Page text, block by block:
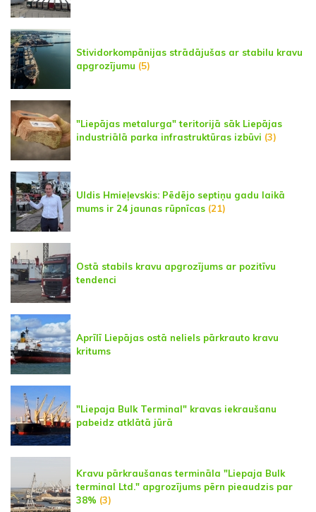
Stividorkompānijas strādājušas ar stabilu kravu
apgrozījumu (5)
"Liepājas metalurga" teritorijā sāk Liepājas
industriālā parka infrastruktūras izbūvi (3)
Uldis Hmieļevskis: Pēdējo septiņu gadu laikā
mums ir 24 jaunas rūpnīcas (21)
Ostā stabils kravu apgrozījums ar pozitīvu
tendenci
Aprīlī Liepājas ostā neliels pārkrauto kravu
kritums
"Liepaja Bulk Terminal" kravas iekraušanu
pabeidz atklātā jūrā
Kravu pārkraušanas termināla "Liepaja Bulk
terminal Ltd." apgrozījums pērn pieaudzis par
38% (3)